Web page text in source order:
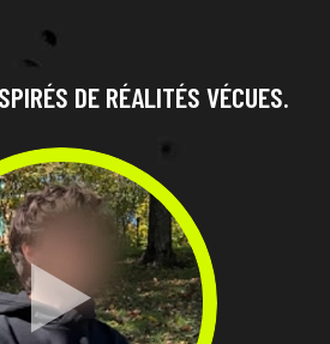
DE RÉALITÉS VÉCUES.